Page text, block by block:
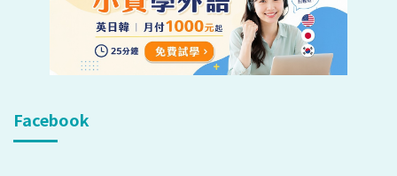
Facebook